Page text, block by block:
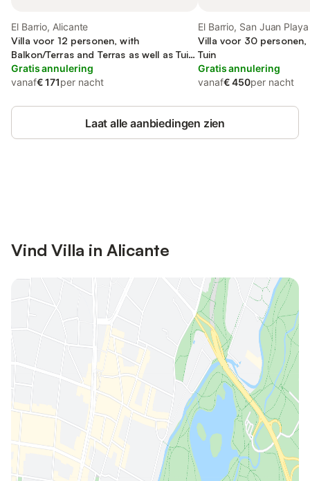
El Barrio, Alicante
Villa voor 12 personen, with
Balkon/Terras and Terras as well as Tuin
and Zwembad
Gratis annulering
vanaf€ 171per nacht
El Barrio, San Juan Playa
Villa voor 30 personen,
Tuin
Gratis annulering
vanaf€ 450per nacht
Laat alle aanbiedingen zien
Vind Villa in Alicante